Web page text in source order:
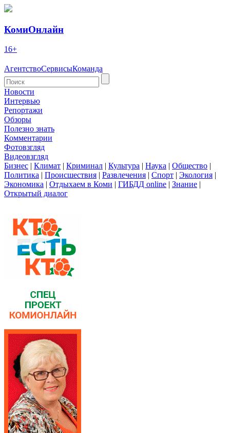
КомиОнлайн
16+
АгентствоСервисыКоманда
Новости
Интервью
Репортажи
Обзоры
Полезно знать
Комментарии
Фотовзгляд
Видеовзгляд
Бизнес | Климат | Криминал | Культура | Наука | Общество |
Политика | Происшествия | Развлечения | Спорт | Экология |
Экономика | Отдыхаем в Коми | ГИБДД online | Знание |
Открытый диалог